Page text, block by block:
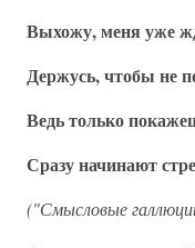
Выхожу, меня уже
Держусь, чтобы не
Ведь только
Сразу начинают
("Смысловые